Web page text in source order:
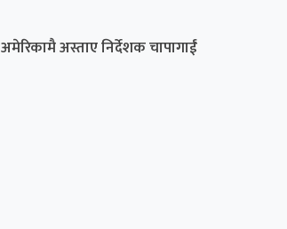
अमेरिकामै अस्ताए निर्देशक चापागाईं